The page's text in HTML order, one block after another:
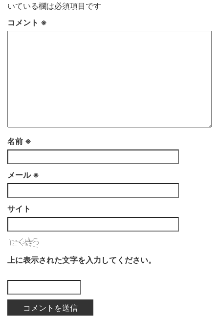
いている欄は必須項目です
コメント ※
名前 ※
メール ※
サイト
上に表示された文字を入力してください。